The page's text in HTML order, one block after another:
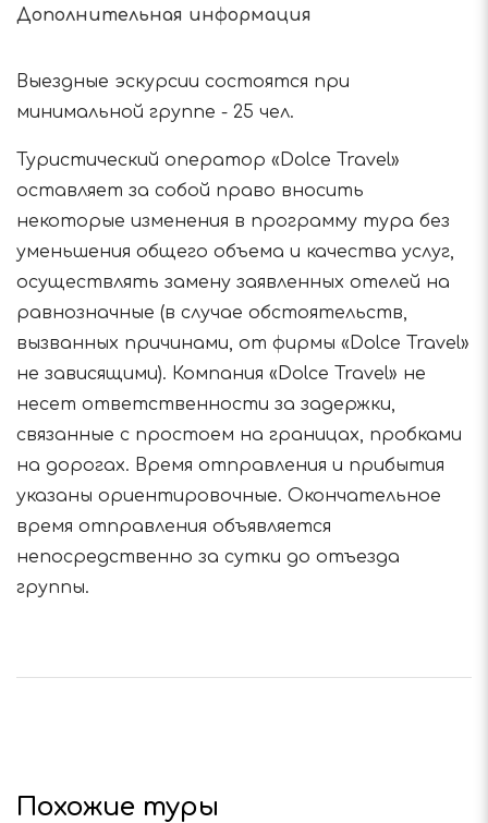
Дополнительная информация
Выездные эскурсии состоятся при
минимальной группе - 25 чел.
Туристический оператор «Dolce Travel»
оставляет за собой право вносить
некоторые изменения в программу тура без
уменьшения общего объема и качества услуг,
осуществлять замену заявленных отелей на
равнозначные (в случае обстоятельств,
вызванных причинами, от фирмы «Dolce Travel»
не зависящими). Компания «Dolce Travel» не
несет ответственности за задержки,
связанные с простоем на границах, пробками
на дорогах. Время отправления и прибытия
указаны ориентировочные. Окончательное
время отправления объявляется
непосредственно за сутки до отъезда
группы.
Похожие туры